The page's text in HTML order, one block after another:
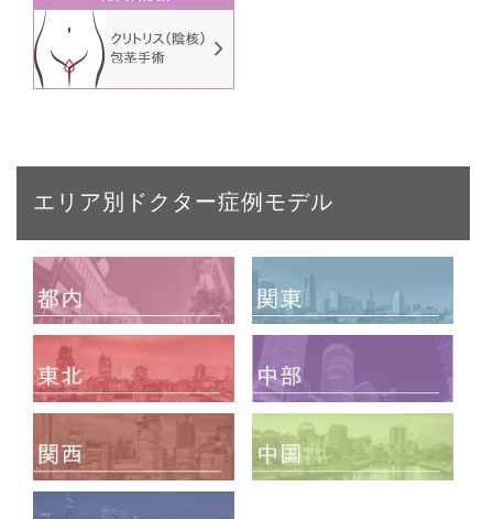
エリア別ドクター症例モデル